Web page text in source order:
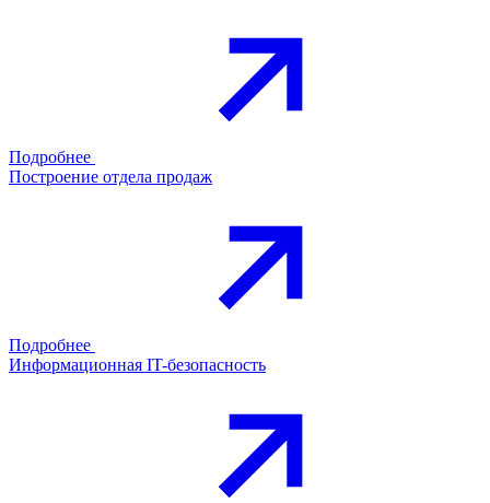
Подробнее
Построение отдела продаж
Подробнее
Информационная IT-безопасность